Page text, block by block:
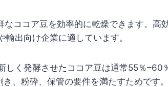
なココア豆を効率的に乾燥できます。高
出向け企業に適しています。
しく発酵させたココア豆は通常55％–60
き、粉砕、保管の要件を満たすためです